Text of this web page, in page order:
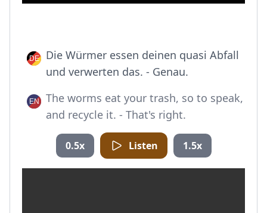
Die Würmer essen deinen quasi Abfall
und verwerten das. - Genau.
The worms eat your trash, so to speak,
and recycle it. - That's right.
0.5x Listen 1.5x